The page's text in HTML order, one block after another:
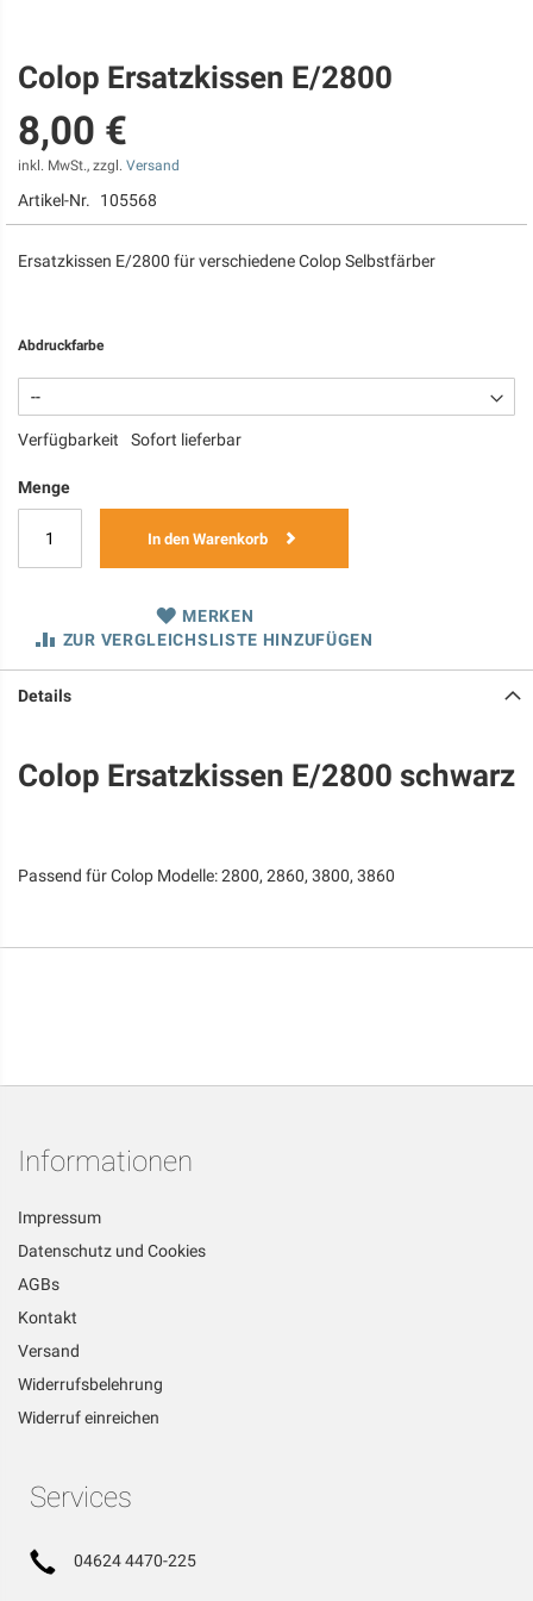
Zum
Anfang
der
Bildgalerie
springen
Colop Ersatzkissen E/2800
8,00 €
inkl. MwSt., zzgl. Versand
Artikel-Nr. 105568
Ersatzkissen E/2800 für verschiedene Colop Selbstfärber
Abdruckfarbe
Verfügbarkeit Sofort lieferbar
Menge
In den Warenkorb
MERKEN
ZUR VERGLEICHSLISTE HINZUFÜGEN
Details
Colop Ersatzkissen E/2800 schwarz
Passend für Colop Modelle: 2800, 2860, 3800, 3860
Informationen
Impressum
Datenschutz und Cookies
AGBs
Kontakt
Versand
Widerrufsbelehrung
Widerruf einreichen
Services
04624 4470-225